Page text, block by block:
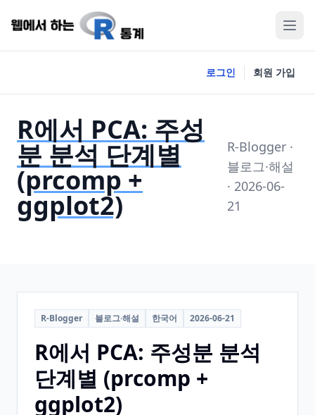
로그인 회원 가입
R에서 PCA: 주성
분 분석 단계별
(prcomp +
ggplot2)
R-Blogger ·
블로그·해설
· 2026-06-
21
R-Blogger 블로그·해설 한국어 2026-06-21
R에서 PCA: 주성분 분석
단계별 (prcomp +
ggplot2)